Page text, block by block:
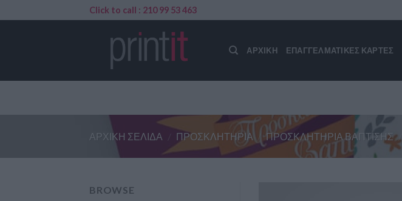
to
Click to call : 210 99 53 463
ΑΡΧΙΚΗ ΕΠΑΓΓΕΛΜΑΤΙΚΈΣ ΚΆΡΤΕΣ
ΑΡΧΙΚΉ ΣΕΛΊΔΑ ΠΡΟΣΚΛΗΤΉΡΙΑ ΠΡΟΣΚΛΗΤΉΡΙΑ ΒΆΠΤΙΣΗΣ /
BROWSE